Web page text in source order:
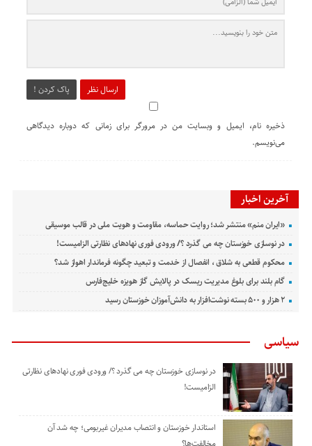
ارسال نظر پاک کردن !
ذخیره نام، ایمیل و وبسایت من در مرورگر برای زمانی که دوباره دیدگاهی
می‌نویسم.
آخرین اخبار
«ایران منم» منتشر شد؛ روایت حماسه، مقاومت و هویت ملی در قالب موسیقی
در نوسازی خوزستان چه می گذرد ؟/ ورودی فوری نهادهای نظارتی الزامیست!
محکوم قطعی به شلاق ، انفصال از خدمت و تبعید چگونه فرماندار اهواز شد؟
گام بلند برای بلوغ مدیریت ریسک در پالایش گاز هویزه خلیج‌فارس
۲ هزار و ۵۰۰ بسته نوشت‌افزار به دانش‌آموزان خوزستان رسید
سیاسی
در نوسازی خوزستان چه می گذرد ؟/ ورودی فوری نهادهای نظارتی
الزامیست!
استاندار خوزستان و انتصاب مدیران غیربومی؛ چه شد آن
مخالفت‌ها؟